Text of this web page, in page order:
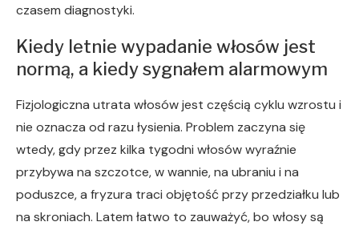
czasem diagnostyki.
Kiedy letnie wypadanie włosów jest
normą, a kiedy sygnałem alarmowym
Fizjologiczna utrata włosów jest częścią cyklu wzrostu i
nie oznacza od razu łysienia. Problem zaczyna się
wtedy, gdy przez kilka tygodni włosów wyraźnie
przybywa na szczotce, w wannie, na ubraniu i na
poduszce, a fryzura traci objętość przy przedziałku lub
na skroniach. Latem łatwo to zauważyć, bo włosy są